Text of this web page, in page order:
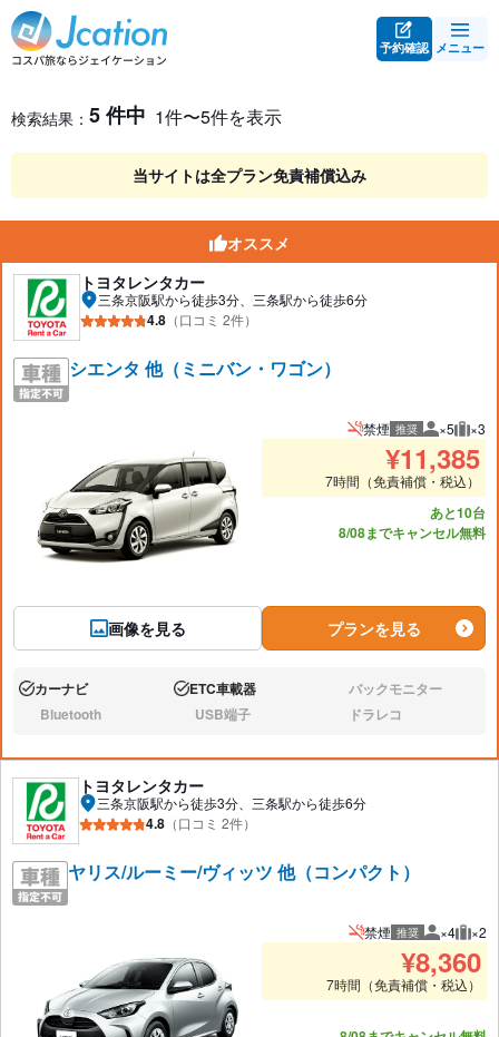
予約確認 メニュー
レンタカー検索・比較
レンタカー検索結果
検索結果： 5 件中 1件〜5件を表示
当サイトは全プラン免責補償込み
オススメ
トヨタレンタカー
三条京阪駅から徒歩3分、三条駅から徒歩6分
4.8 （口コミ 2件）
シエンタ 他（ミニバン・ワゴン）
画像を見る
禁煙 推奨 推奨人数
×5 推奨
×3
¥11,385
7時間（免責補償・税込）
あと10台
8/08までキャンセル無料
プランを見る
あり:カーナビ あり:ETC車載器 なし:バックモニター
なし:Bluetooth なし:USB端子 なし:ドラレコ
トヨタレンタカー
三条京阪駅から徒歩3分、三条駅から徒歩6分
4.8 （口コミ 2件）
ヤリス/ルーミー/ヴィッツ 他（コンパクト）
禁煙 推奨 推奨人数
×4 推
×2
¥8,360
7時間（免責補償・税込）